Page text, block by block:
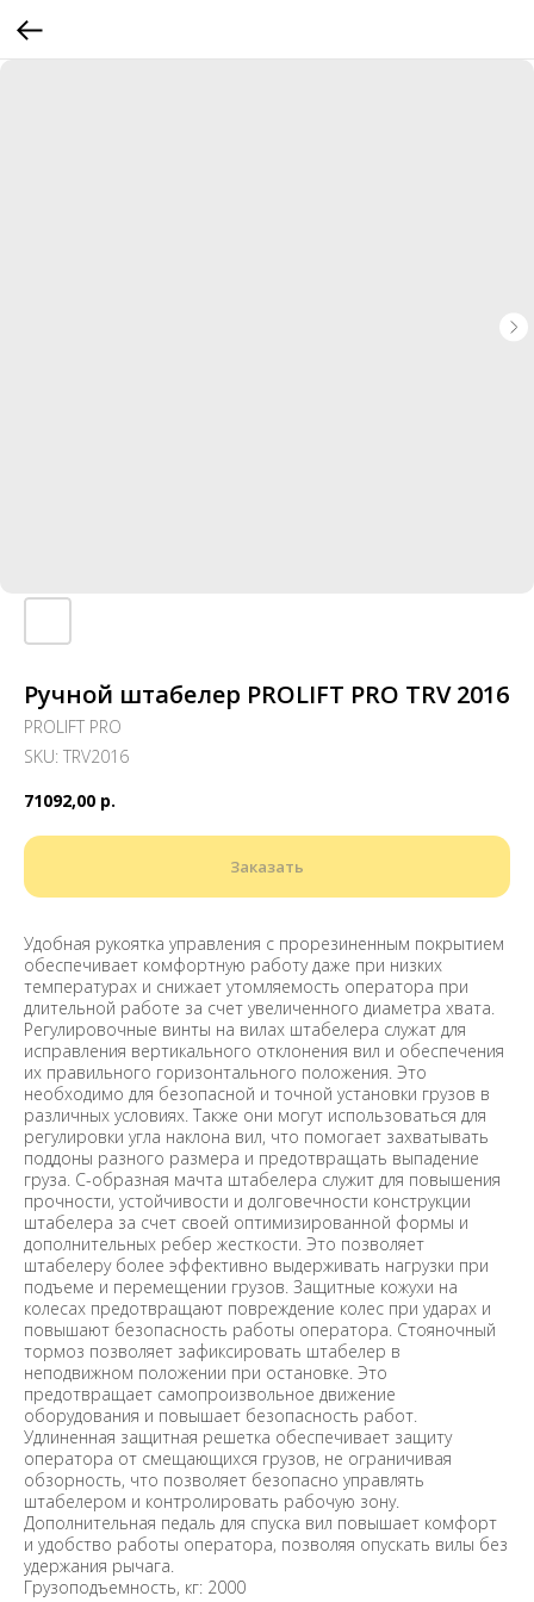
Ручной штабелер PROLIFT PRO TRV 2016
PROLIFT PRO
SKU: TRV2016
71092,00 р.
Заказать
Удобная рукоятка управления с прорезиненным покрытием
обеспечивает комфортную работу даже при низких
температурах и снижает утомляемость оператора при
длительной работе за счет увеличенного диаметра хвата.
Регулировочные винты на вилах штабелера служат для
исправления вертикального отклонения вил и обеспечения
их правильного горизонтального положения. Это
необходимо для безопасной и точной установки грузов в
различных условиях. Также они могут использоваться для
регулировки угла наклона вил, что помогает захватывать
поддоны разного размера и предотвращать выпадение
груза. С-образная мачта штабелера служит для повышения
прочности, устойчивости и долговечности конструкции
штабелера за счет своей оптимизированной формы и
дополнительных ребер жесткости. Это позволяет
штабелеру более эффективно выдерживать нагрузки при
подъеме и перемещении грузов. Защитные кожухи на
колесах предотвращают повреждение колес при ударах и
повышают безопасность работы оператора. Стояночный
тормоз позволяет зафиксировать штабелер в
неподвижном положении при остановке. Это
предотвращает самопроизвольное движение
оборудования и повышает безопасность работ.
Удлиненная защитная решетка обеспечивает защиту
оператора от смещающихся грузов, не ограничивая
обзорность, что позволяет безопасно управлять
штабелером и контролировать рабочую зону.
Дополнительная педаль для спуска вил повышает комфорт
и удобство работы оператора, позволяя опускать вилы без
удержания рычага.
Грузоподъемность, кг: 2000